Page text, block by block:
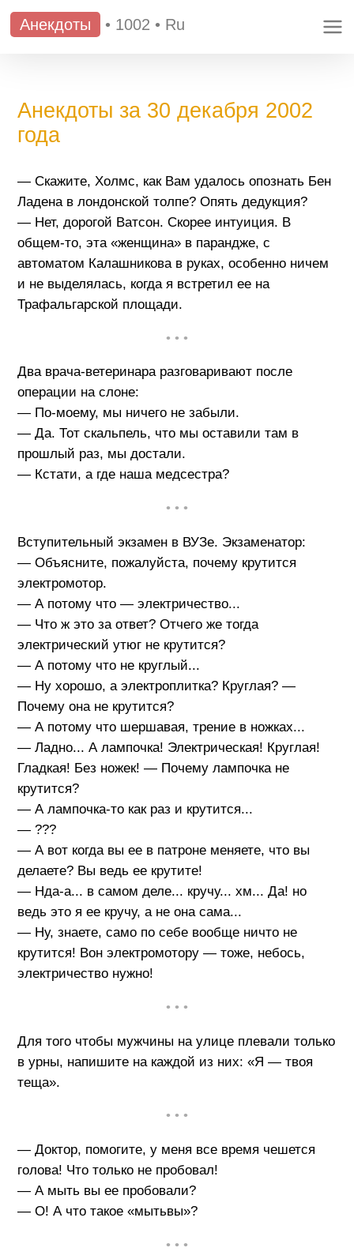
Анекдоты • 1002 • Ru
Анекдоты за 30 декабря 2002
года
— Скажите, Холмс, как Вам удалось опознать Бен
Ладена в лондонской толпе? Опять дедукция?
— Нет, дорогой Ватсон. Скорее интуиция. В
общем-то, эта «женщина» в парандже, с
автоматом Калашникова в руках, особенно ничем
и не выделялась, когда я встретил ее на
Трафальгарской площади.
• • •
Два врача-ветеринара разговаривают после
операции на слоне:
— По-моему, мы ничего не забыли.
— Да. Тот скальпель, что мы оставили там в
прошлый раз, мы достали.
— Кстати, а где наша медсестра?
• • •
Вступительный экзамен в ВУЗе. Экзаменатор:
— Объясните, пожалуйста, почему крутится
электромотор.
— А потому что — электричество...
— Что ж это за ответ? Отчего же тогда
электрический утюг не крутится?
— А потому что не круглый...
— Ну хорошо, а электроплитка? Круглая? —
Почему она не крутится?
— А потому что шершавая, трение в ножках...
— Ладно... А лампочка! Электрическая! Круглая!
Гладкая! Без ножек! — Почему лампочка не
крутится?
— А лампочка-то как раз и крутится...
— ???
— А вот когда вы ее в патроне меняете, что вы
делаете? Вы ведь ее крутите!
— Нда-а... в самом деле... кручу... хм... Да! но
ведь это я ее кручу, а не она сама...
— Ну, знаете, само по себе вообще ничто не
крутится! Вон электромотору — тоже, небось,
электричество нужно!
• • •
Для того чтобы мужчины на улице плевали только
в урны, напишите на каждой из них: «Я — твоя
теща».
• • •
— Доктор, помогите, у меня все время чешется
голова! Что только не пробовал!
— А мыть вы ее пробовали?
— О! А что такое «мытьвы»?
• • •